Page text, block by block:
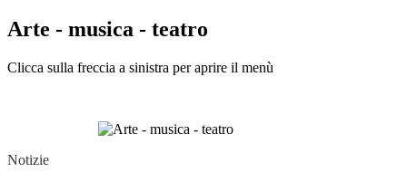
Arte - musica - teatro
Clicca sulla freccia a sinistra per aprire il menù
Notizie